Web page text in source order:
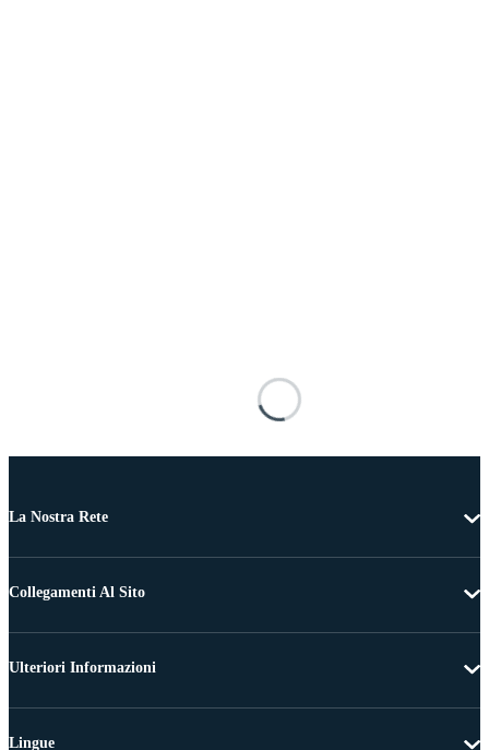
La Nostra Rete
Collegamenti Al Sito
Ulteriori Informazioni
Lingue